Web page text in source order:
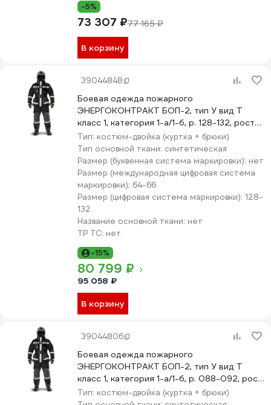
-5%
73 307 ₽77 165 ₽
В корзину
39044848
Боевая одежда пожарного
ЭНЕРГОКОНТРАКТ БОП-2, тип У вид Т
класс 1, категория 1-а/1-б, р. 128-132, рост
182/188, черный 5310000000142
Тип: костюм-двойка (куртка + брюки)
Тип основной ткани: синтетическая
Размер (буквенная система маркировки): нет
Размер (международная цифровая система
маркировки): 64-66
Размер (цифровая система маркировки): 128-
132
Название основной ткани: нет
ТР ТС: нет
-15%
80 799 ₽
95 058 ₽
В корзину
39044806
Боевая одежда пожарного
ЭНЕРГОКОНТРАКТ БОП-2, тип У вид Т
класс 1, категория 1-а/1-б, р. 088-092, рост
182/188, черный 5310000000012
Тип: костюм-двойка (куртка + брюки)